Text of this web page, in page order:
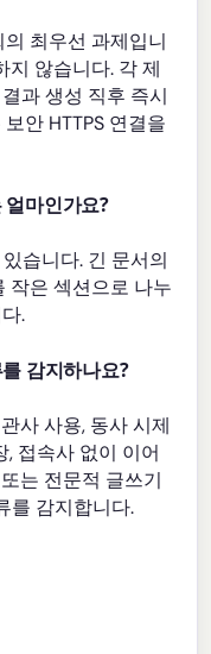
최우선 과제입니
지 않습니다. 각 제
과 생성 직후 즉시
안 HTTPS 연결을
얼마인가요?
습니다. 긴 문서의
작은 섹션으로 나누
.
감지하나요?
사 사용, 동사 시제
, 접속사 없이 이어
는 전문적 글쓰기
를 감지합니다.